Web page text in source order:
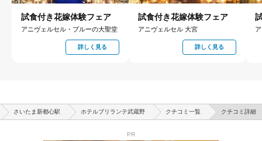
試食付き花嫁体験フェア
アニヴェルセル・ブルーの大聖堂
詳しく見る
試食付き花嫁体験フェア
アニヴェルセル 大宮
詳しく見る
さいたま新都心駅 ホテルブリランテ武蔵野 クチコミ一覧 クチコミ詳細
PR